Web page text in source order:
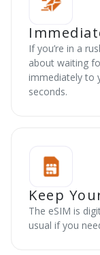
If you’re in a
about waiting
immediately to
seconds.
Keep
The eSIM is
usual if you